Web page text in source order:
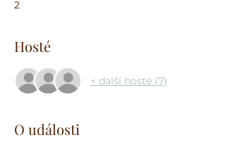
2
Hosté
+ další hosté (7)
O události